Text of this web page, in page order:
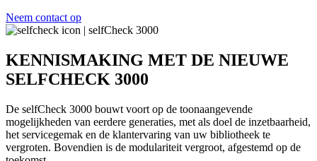
Neem contact op
KENNISMAKING MET DE NIEUWE
SELFCHECK 3000
De selfCheck 3000 bouwt voort op de toonaangevende
mogelijkheden van eerdere generaties, met als doel de inzetbaarheid,
het servicegemak en de klantervaring van uw bibliotheek te
vergroten. Bovendien is de modulariteit vergroot, afgestemd op de